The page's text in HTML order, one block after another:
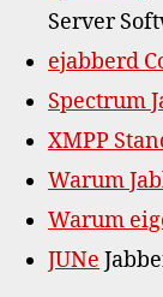
Server
ejabberd
Spectrum
XMPP
Warum
Warum
JUNe